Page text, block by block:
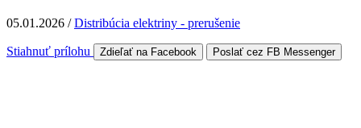
05.01.2026 /Distribúcia elektriny - prerušenie
Stiahnuť prílohu Zdieľať na Facebook Poslať cez FB Messenger